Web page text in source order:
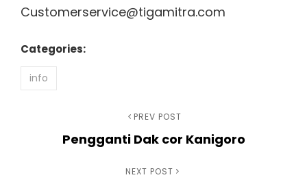
Customerservice@tigamitra.com
Categories:
info
PREV POST
Pengganti Dak cor Kanigoro
NEXT POST